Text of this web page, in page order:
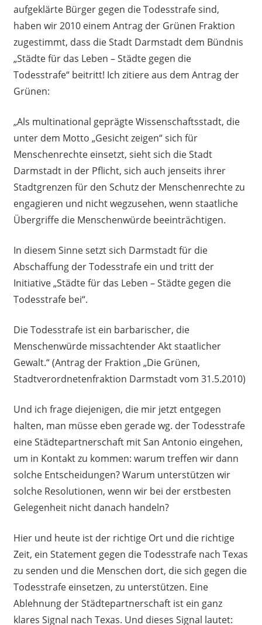
aufgeklärte Bürger gegen die Todesstrafe sind,
haben wir 2010 einem Antrag der Grünen Fraktion
zugestimmt, dass die Stadt Darmstadt dem Bündnis
„Städte für das Leben – Städte gegen die
Todesstrafe“ beitritt! Ich zitiere aus dem Antrag der
Grünen:
„Als multinational geprägte Wissenschaftsstadt, die
unter dem Motto „Gesicht zeigen“ sich für
Menschenrechte einsetzt, sieht sich die Stadt
Darmstadt in der Pflicht, sich auch jenseits ihrer
Stadtgrenzen für den Schutz der Menschenrechte zu
engagieren und nicht wegzusehen, wenn staatliche
Übergriffe die Menschenwürde beeinträchtigen.
In diesem Sinne setzt sich Darmstadt für die
Abschaffung der Todesstrafe ein und tritt der
Initiative „Städte für das Leben – Städte gegen die
Todesstrafe bei“.
Die Todesstrafe ist ein barbarischer, die
Menschenwürde missachtender Akt staatlicher
Gewalt.“ (Antrag der Fraktion „Die Grünen,
Stadtverordnetenfraktion Darmstadt vom 31.5.2010)
Und ich frage diejenigen, die mir jetzt entgegen
halten, man müsse eben gerade wg. der Todesstrafe
eine Städtepartnerschaft mit San Antonio eingehen,
um in Kontakt zu kommen: warum treffen wir dann
solche Entscheidungen? Warum unterstützen wir
solche Resolutionen, wenn wir bei der erstbesten
Gelegenheit nicht danach handeln?
Hier und heute ist der richtige Ort und die richtige
Zeit, ein Statement gegen die Todesstrafe nach Texas
zu senden und die Menschen dort, die sich gegen die
Todesstrafe einsetzen, zu unterstützen. Eine
Ablehnung der Städtepartnerschaft ist ein ganz
klares Signal nach Texas. Und dieses Signal lautet: